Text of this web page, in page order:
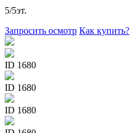
5/5эт.
Запросить осмотр Как купить?
ID 1680
ID 1680
ID 1680